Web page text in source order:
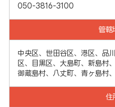
050-3816-3100
管轄
中央区、世田谷区、港区、品
区、目黒区、大島町、新島村
御蔵島村、八丈町、青ヶ島村
住